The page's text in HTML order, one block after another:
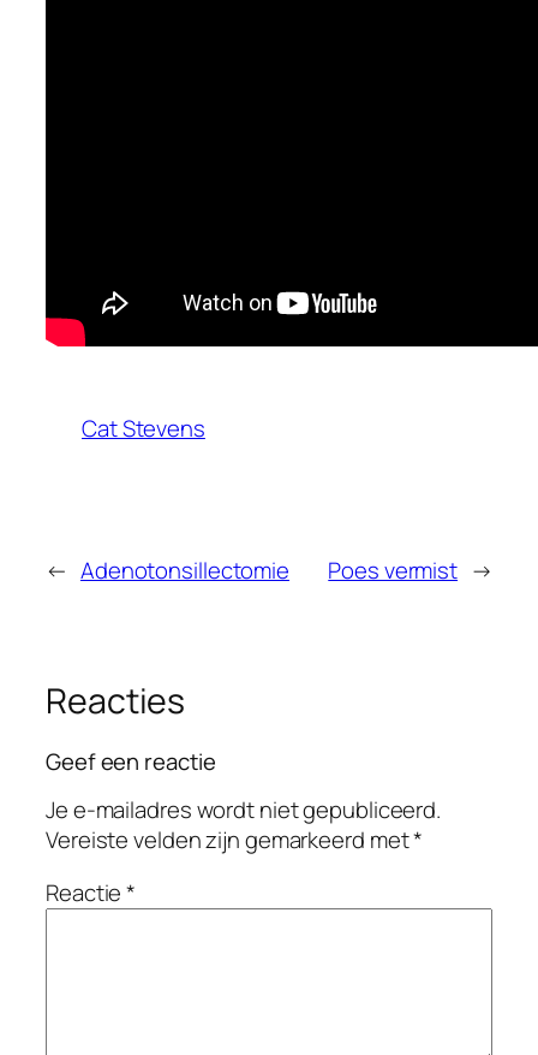
Cat Stevens
← Adenotonsillectomie Poes vermist →
Reacties
Geef een reactie
Je e-mailadres wordt niet gepubliceerd.
Vereiste velden zijn gemarkeerd met*
Reactie*